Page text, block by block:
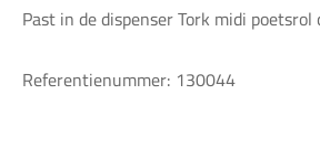
Past in de dispenser Tork midi
Referentienummer: 130044